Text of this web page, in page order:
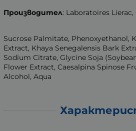
Производител: Laboratoires
Sucrose Palmitate, Phenoxyethanol,
Extract, Khaya Senegalensis Bark
Sodium Citrate, Glycine Soja
Flower Extract, Caesalpina Spinose
Alcohol, Aqua